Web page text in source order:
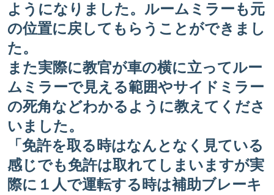
ようになりました。ルームミラーも元
の位置に戻してもらうことができまし
た。
また実際に教官が車の横に立ってルー
ムミラーで見える範囲やサイドミラー
の死角などわかるように教えてくださ
いました。
「免許を取る時はなんとなく見ている
感じでも免許は取れてしまいますが実
際に１人で運転する時は補助ブレーキ